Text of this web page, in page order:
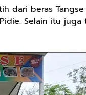
dari beras
Selain itu juga